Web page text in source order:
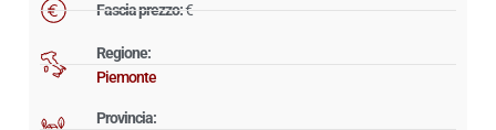
Fascia prezzo:€
Regione:
Piemonte
Provincia: